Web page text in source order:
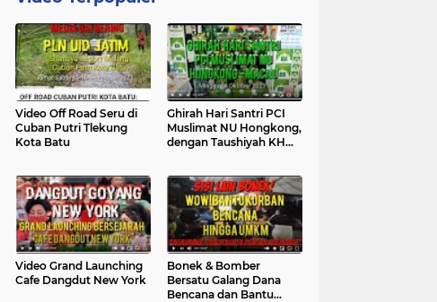
Video Off Road Seru di
Cuban Putri Tlekung
Kota Batu
Ghirah Hari Santri PCI
Muslimat NU Hongkong,
dengan Taushiyah KH
Video Grand Launching
Cafe Dangdut New York
Bonek & Bomber
Bersatu Galang Dana
Bencana dan Bantu